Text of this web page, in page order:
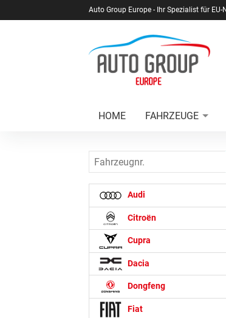
Auto Group Europe - Ihr Spezialist für EU-
HOME FAHRZEUGE
Fahrzeugnr.
Audi
Citroën
Cupra
Dacia
Dongfeng
Fiat